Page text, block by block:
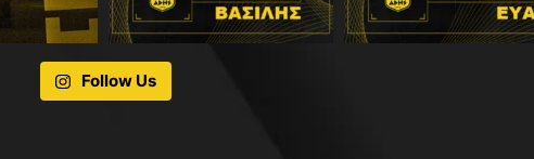
Follow Us